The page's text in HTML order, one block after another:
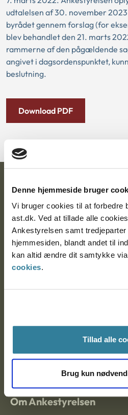
Denne hjemmeside bruger
Vi bruger cookies til at forbedre
ast.dk. Ved at tillade alle
Ankestyrelsen samt
hjemmesiden, blandt andet til
kan altid ændre dit samtykke via
cookies.
Tillad alle
Brug kun
udtalelsen af 30. november
byrådet gennem forslag (for
blev behandlet den 21. marts
rammerne af den pågældende
angivet i dagsordenspunktet,
beslutning.
Download PDF
Ankestyrelsen
Postadresse:
Nytorv 7, 2. sal
9000 Aalborg
CVR: 1007 4002
Om Ankestyrelsen